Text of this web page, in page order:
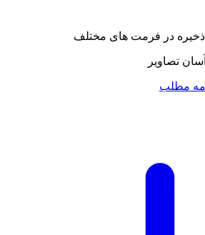
در فرمت های مختلف